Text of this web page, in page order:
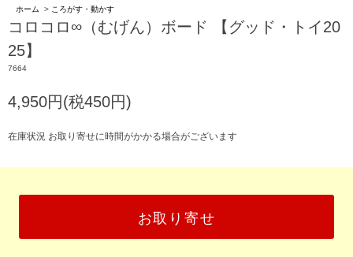
ホーム > ころがす・動かす
コロコロ∞（むげん）ボード 【グッド・トイ20
25】
7664
4,950円(税450円)
在庫状況 お取り寄せに時間がかかる場合がございます
お取り寄せ